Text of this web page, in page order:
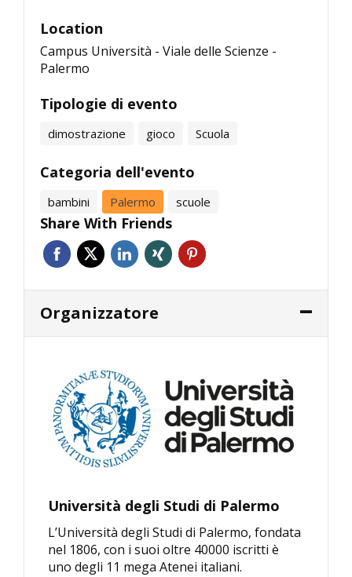
Location
Campus Università - Viale delle Scienze -
Palermo
Tipologie di evento
dimostrazione gioco Scuola
Categoria dell'evento
bambini Palermo scuole
Share With Friends
Organizzatore
Università degli Studi di Palermo
L’Università degli Studi di Palermo, fondata
nel 1806, con i suoi oltre 40000 iscritti è
uno degli 11 mega Atenei italiani.